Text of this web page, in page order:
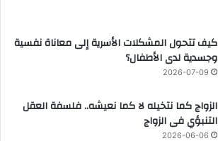
كيف تتحول المشكلات الأسرية إلى معاناة نفسية
وجسدية لدى الأطفال؟
2026-07-09
الزواج كما نتخيله لا كما نعيشه.. فلسفة العقل
التنبؤي فى الزواج
2026-06-06